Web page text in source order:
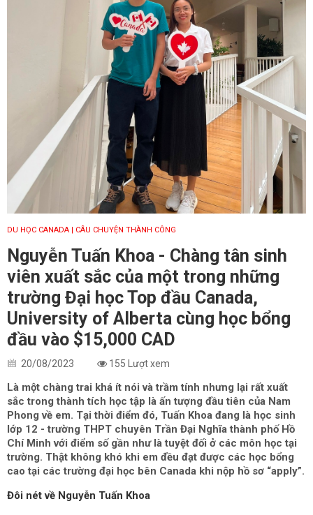
DU HỌC CANADA | CÂU CHUYỆN THÀNH CÔNG
Nguyễn Tuấn Khoa - Chàng tân sinh
viên xuất sắc của một trong những
trường Đại học Top đầu Canada,
University of Alberta cùng học bổng
đầu vào $15,000 CAD
20/08/2023 155 Lượt xem
Là một chàng trai khá ít nói và trầm tính nhưng lại rất xuất
sắc trong thành tích học tập là ấn tượng đầu tiên của Nam
Phong về em. Tại thời điểm đó, Tuấn Khoa đang là học sinh
lớp 12 - trường THPT chuyên Trần Đại Nghĩa thành phố Hồ
Chí Minh với điểm số gần như là tuyệt đối ở các môn học tại
trường. Thật không khó khi em đều đạt được các học bổng
cao tại các trường đại học bên Canada khi nộp hồ sơ “apply”.
Đôi nét về Nguyễn Tuấn Khoa